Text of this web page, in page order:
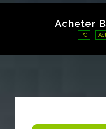
Acheter
PC